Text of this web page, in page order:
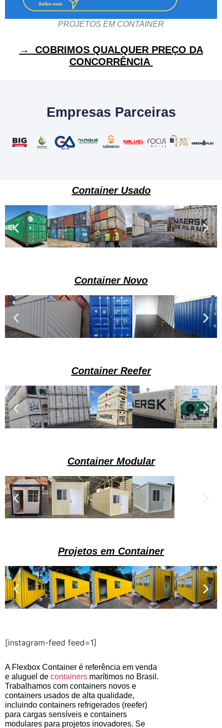
PROJETOS EM CONTAINER
→ COBRIMOS QUALQUER PREÇO DA
CONCORRÊNCIA
Empresas Parceiras
Container Usado
Container Novo
Container Reefer
Container Modular
Projetos em Container
[instagram-feed feed=1]
A Flexbox Container é referência em venda
e aluguel de containers marítimos no Brasil.
Trabalhamos com containers novos e
containers usados de alta qualidade,
incluindo containers refrigerados (reefer)
para cargas sensíveis e containers
modulares para projetos inovadores. Se